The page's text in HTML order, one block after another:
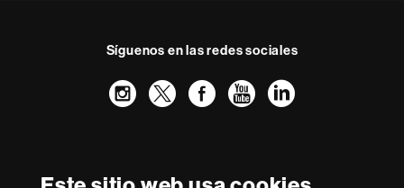
Síguenos en las redes sociales
Instagram
TwitterFacebook
Youtube
LinkedIn